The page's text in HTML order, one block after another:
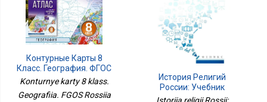
Контурные Карты 8
Класс. География. ФГОС
Россия В Новых
Границах
Konturnye karty 8 klass.
Geografiia. FGOS Rossiia
История Религий
России: Учебник
Istoriia religii Rossii: